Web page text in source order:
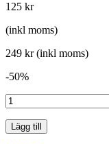
125 kr
(inkl moms)
249 kr(inkl moms)
-50%
Lägg till